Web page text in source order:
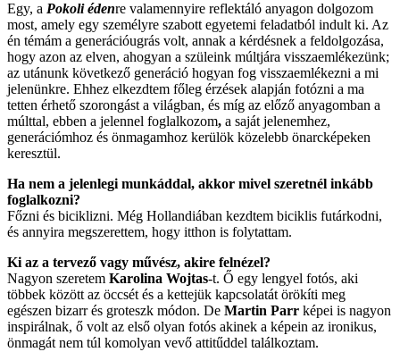
Egy, a Pokoli édenre valamennyire reflektáló anyagon dolgozom
most, amely egy személyre szabott egyetemi feladatból indult ki. Az
én témám a generációugrás volt, annak a kérdésnek a feldolgozása,
hogy azon az elven, ahogyan a szüleink múltjára visszaemlékezünk;
az utánunk következő generáció hogyan fog visszaemlékezni a mi
jelenünkre. Ehhez elkezdtem főleg érzések alapján fotózni a ma
tetten érhető szorongást a világban, és míg az előző anyagomban a
múlttal, ebben a jelennel foglalkozom, a saját jelenemhez,
generációmhoz és önmagamhoz kerülök közelebb önarcképeken
keresztül.
Ha nem a jelenlegi munkáddal, akkor mivel szeretnél inkább
foglalkozni?
Főzni és biciklizni. Még Hollandiában kezdtem biciklis futárkodni,
és annyira megszerettem, hogy itthon is folytattam.
Ki az a tervező vagy művész, akire felnézel?
Nagyon szeretem Karolina Wojtas-t. Ő egy lengyel fotós, aki
többek között az öccsét és a kettejük kapcsolatát örökíti meg
egészen bizarr és groteszk módon. De Martin Parr képei is nagyon
inspirálnak, ő volt az első olyan fotós akinek a képein az ironikus,
önmagát nem túl komolyan vevő attitűddel találkoztam.